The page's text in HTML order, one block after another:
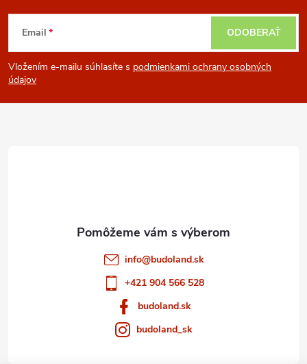
Z
á
p
Email
Vložením e-mailu súhlasíte s podmienkami ochrany osobných
údajov
ODOBERAŤ
info@budoland.sk
+421 904 566 528
budoland.sk
budoland_sk